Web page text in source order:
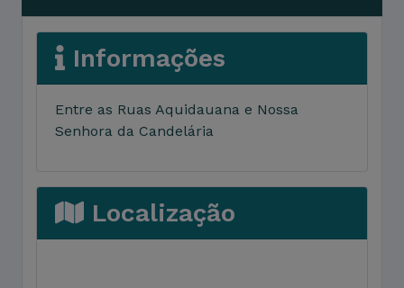
Informações
Entre as Ruas Aquidauana e Nossa
Senhora da Candelária
Localização